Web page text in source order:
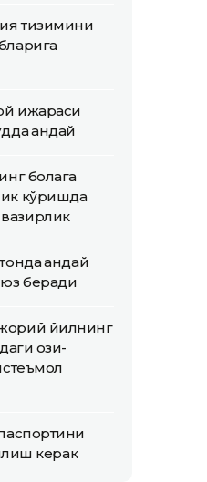
тизимини
ижараси
қандай
болага
кўришда
қандай
беради
йилнинг
озиқ-
керак